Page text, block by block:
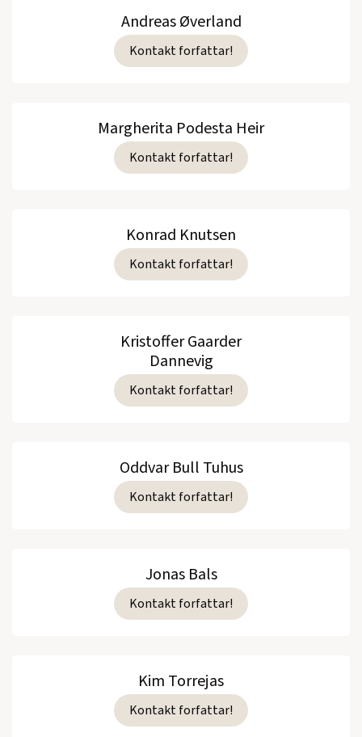
Andreas Øverland
Kontakt forfattar!
Margherita Podesta Heir
Kontakt forfattar!
Konrad Knutsen
Kontakt forfattar!
Kristoffer Gaarder
Dannevig
Kontakt forfattar!
Oddvar Bull Tuhus
Kontakt forfattar!
Jonas Bals
Kontakt forfattar!
Kim Torrejas
Kontakt forfattar!